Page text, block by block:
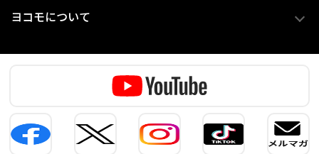
ヨコモについて